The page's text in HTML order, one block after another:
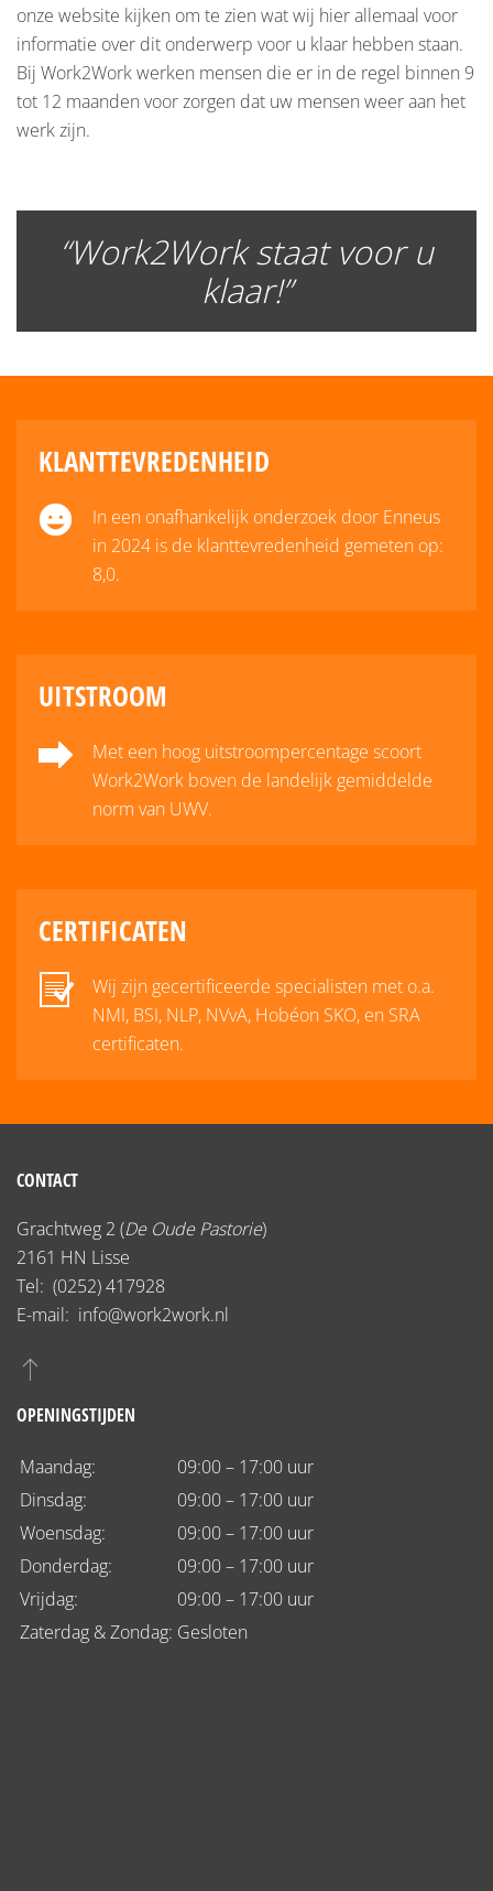
onze website kijken om te zien wat wij hier allemaal voor
informatie over dit onderwerp voor u klaar hebben staan.
Bij Work2Work werken mensen die er in de regel binnen 9
tot 12 maanden voor zorgen dat uw mensen weer aan het
werk zijn.
“Work2Work staat voor u
klaar!”
KLANTTEVREDENHEID
In een onafhankelijk onderzoek door Enneus
in 2024 is de klanttevredenheid gemeten op:
8,0.
UITSTROOM
Met een hoog uitstroompercentage scoort
Work2Work boven de landelijk gemiddelde
norm van UWV.
CERTIFICATEN
Wij zijn gecertificeerde specialisten met o.a.
NMI, BSI, NLP, NVvA, Hobéon SKO, en SRA
certificaten.
CONTACT
Grachtweg 2 (De Oude Pastorie)
2161 HN Lisse
Tel: (0252) 417928
E-mail: info@work2work.nl
OPENINGSTIJDEN
Maandag:
09:00 – 17:00 uur
Dinsdag:
09:00 – 17:00 uur
Woensdag:
09:00 – 17:00 uur
Donderdag:
09:00 – 17:00 uur
Vrijdag:
09:00 – 17:00 uur
Zaterdag & Zondag: Gesloten